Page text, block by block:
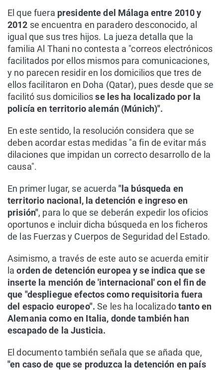
El que fuera presidente del Málaga entre 2010 y
2012 se encuentra en paradero desconocido, al
igual que sus tres hijos. La jueza detalla que la
familia Al Thani no contesta a "correos electrónicos
facilitados por ellos mismos para comunicaciones,
y no parecen residir en los domicilios que tres de
ellos facilitaron en Doha (Qatar), pues desde que se
facilitó sus domiciliosse les ha localizado por la
policía en territorio alemán (Múnich)".
En este sentido, la resolución considera que se
deben acordar estas medidas "a fin de evitar más
dilaciones que impidan un correcto desarrollo de la
causa".
En primer lugar, se acuerda "la búsqueda en
territorio nacional, la detención e ingreso en
prisión", para lo que se deberán expedir los oficios
oportunos e incluir dicha búsqueda en los ficheros
de las Fuerzas y Cuerpos de Seguridad del Estado.
Asimismo, a través de este auto se acuerda emitir
laorden de detención europea y se indica que se
inserte la mención de 'internacional' con el fin de
que "despliegue efectos como requisitoria fuera
del espacio europeo".Se les ha localizadotanto en
Alemania como en Italia, donde también han
escapado de la Justicia.
El documento también señala que se añada que,
"en caso de que se produzca la detención en país